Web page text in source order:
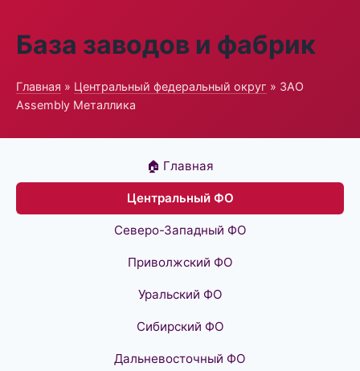
База заводов и фабрик
Главная » Центральный федеральный округ » ЗАО
Assembly Металлика
🏠 Главная
Центральный ФО
Северо-Западный ФО
Приволжский ФО
Уральский ФО
Сибирский ФО
Дальневосточный ФО